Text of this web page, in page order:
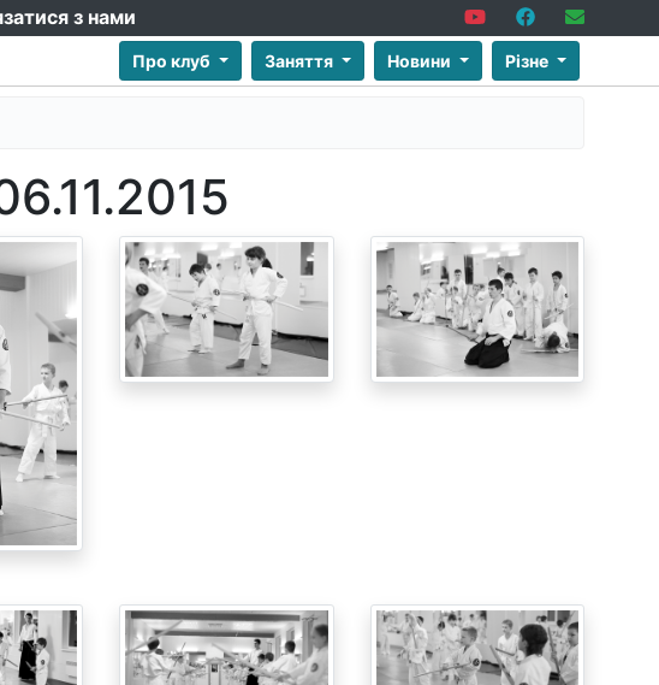
з нами
Про клуб Заняття Новини Різне